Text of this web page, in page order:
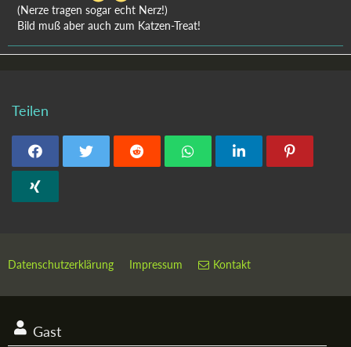
(Nerze tragen sogar echt Nerz!)
Bild muß aber auch zum Katzen-Treat!
Teilen
Datenschutzerklärung Impressum Kontakt
Gast